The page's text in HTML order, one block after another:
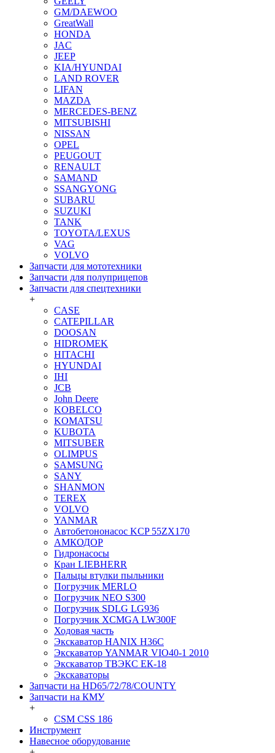
GM/DAEWOO
GreatWall
HONDA
JAC
JEEP
KIA/HYUNDAI
LAND ROVER
LIFAN
MAZDA
MERCEDES-BENZ
MITSUBISHI
NISSAN
OPEL
PEUGOUT
RENAULT
SAMAND
SSANGYONG
SUBARU
SUZUKI
TANK
TOYOTA/LEXUS
VAG
VOLVO
Запчасти для мототехники
Запчасти для полуприцепов
Запчасти для спецтехники
+
CASE
CATEPILLAR
DOOSAN
HIDROMEK
HITACHI
HYUNDAI
IHI
JCB
John Deere
KOBELCO
KOMATSU
KUBOTA
MITSUBER
OLIMPUS
SAMSUNG
SANY
SHANMON
TEREX
VOLVO
YANMAR
Автобетононасос KCP 55ZX170
АМКОДОР
Гидронасосы
Кран LIEBHERR
Пальцы втулки пыльники
Погрузчик MERLO
Погрузчик NEO S300
Погрузчик SDLG LG936
Погрузчик XCMGA LW300F
Ходовая часть
Экскаватор HANIX H36C
Экскаватор YANMAR VIO40-1 2010
Экскаватор ТВЭКС ЕК-18
Экскаваторы
Запчасти на HD65/72/78/COUNTY
Запчасти на КМУ
+
CSM CSS 186
Инструмент
Навесное оборудование